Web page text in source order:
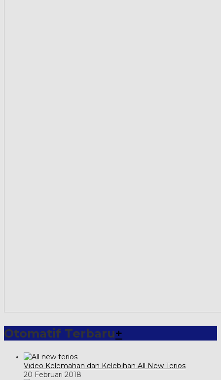
Otomatif Terbaru+
Video Kelemahan dan Kelebihan All New Terios
20 Februari 2018